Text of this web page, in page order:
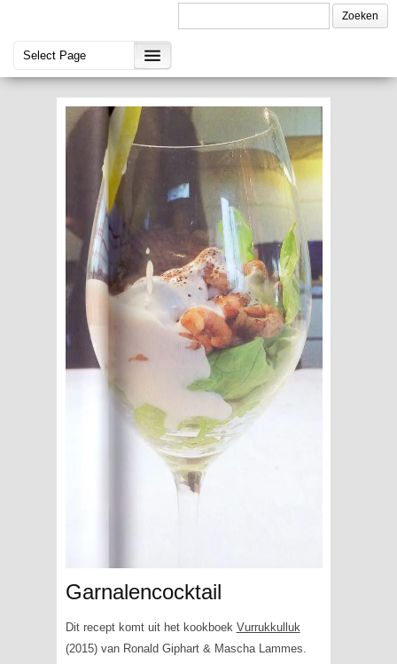
Garnalencocktail
Dit recept komt uit het kookboek Vurrukkulluk
(2015) van Ronald Giphart & Mascha Lammes.